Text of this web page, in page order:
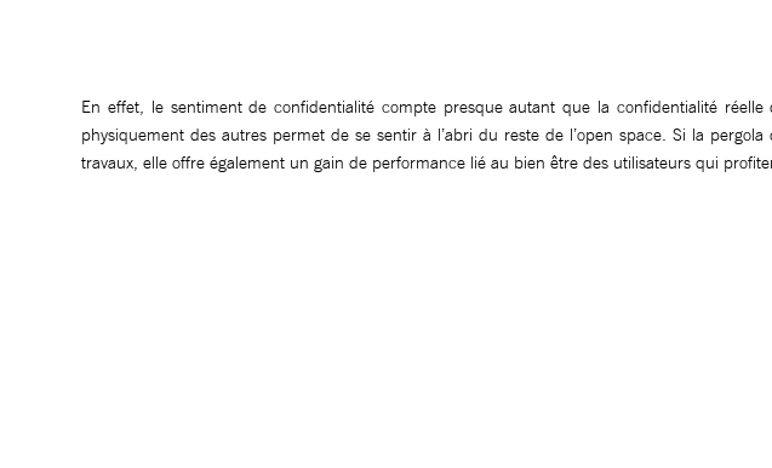
En effet, le sentiment de confidentialité compte presque autant que la confidentialité réelle
physiquement des autres permet de se sentir à l’abri du reste de l’open space. Si la
travaux, elle offre également un gain de performance lié au bien être des utilisateurs qui